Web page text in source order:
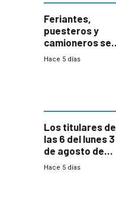
Feriantes,
puesteros y
camioneros se
movilizaron en
Hace 5 días
Los titulares de
las 6 del lunes 3
de agosto de
2026
Hace 5 días